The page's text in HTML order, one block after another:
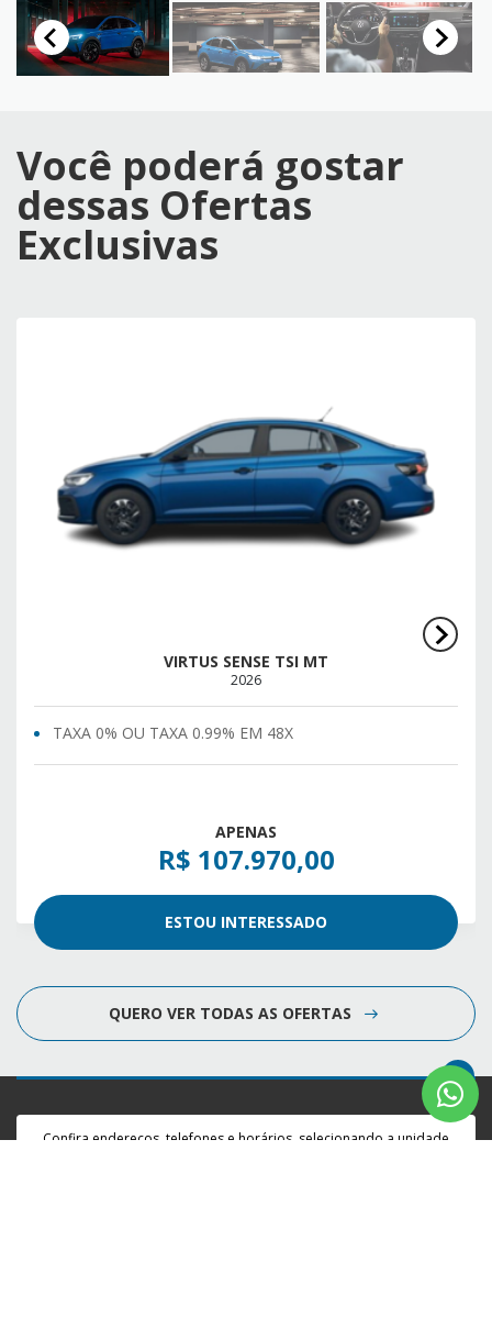
Você poderá gostar
dessas Ofertas
Exclusivas
VIRTUS SENSE TSI MT
2026
TAXA 0% OU TAXA 0.99% EM 48X
APENAS
R$ 107.970,00
ESTOU INTERESSADO
QUERO VER TODAS AS OFERTAS
Confira endereços, telefones e horários, selecionando a unidade